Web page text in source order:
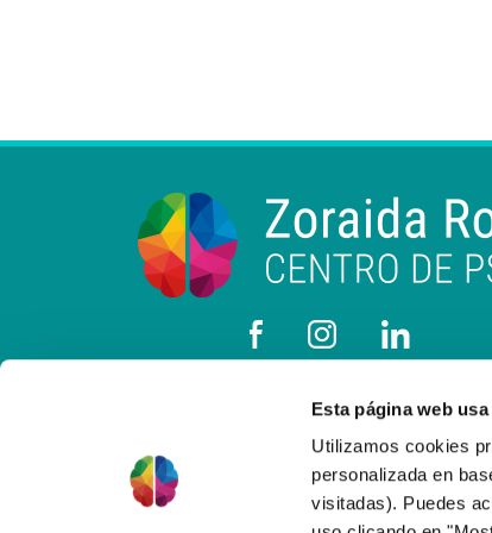
Esta página web
Utilizamos cookies
personalizada en
visitadas). Puedes